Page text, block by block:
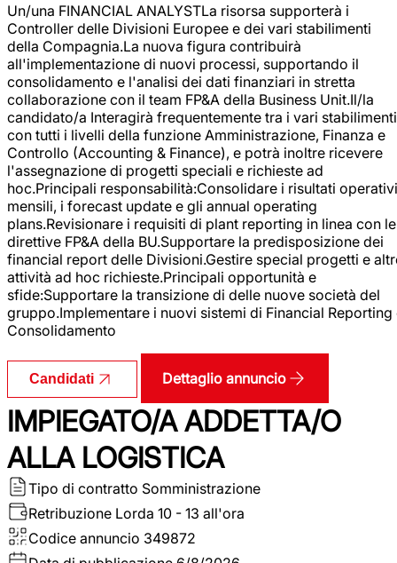
Un/una FINANCIAL ANALYSTLa risorsa supporterà i
Controller delle Divisioni Europee e dei vari stabilimenti
della Compagnia.La nuova figura contribuirà
all'implementazione di nuovi processi, supportando il
consolidamento e l'analisi dei dati finanziari in stretta
collaborazione con il team FP&A della Business Unit.Il/la
candidato/a Interagirà frequentemente tra i vari stabilimenti
con tutti i livelli della funzione Amministrazione, Finanza e
Controllo (Accounting & Finance), e potrà inoltre ricevere
l'assegnazione di progetti speciali e richieste ad
hoc.Principali responsabilità:Consolidare i risultati operativi
mensili, i forecast update e gli annual operating
plans.Revisionare i requisiti di plant reporting in linea con le
direttive FP&A della BU.Supportare la predisposizione dei
financial report delle Divisioni.Gestire special progetti e
attività ad hoc richieste.Principali opportunità e
sfide:Supportare la transizione di delle nuove società del
gruppo.Implementare i nuovi sistemi di Financial Reporting
Consolidamento
Candidati Dettaglio annuncio
IMPIEGATO/A ADDETTA/O
ALLA LOGISTICA
Tipo di contratto Somministrazione
Retribuzione Lorda 10 - 13 all'ora
Codice annuncio 349872